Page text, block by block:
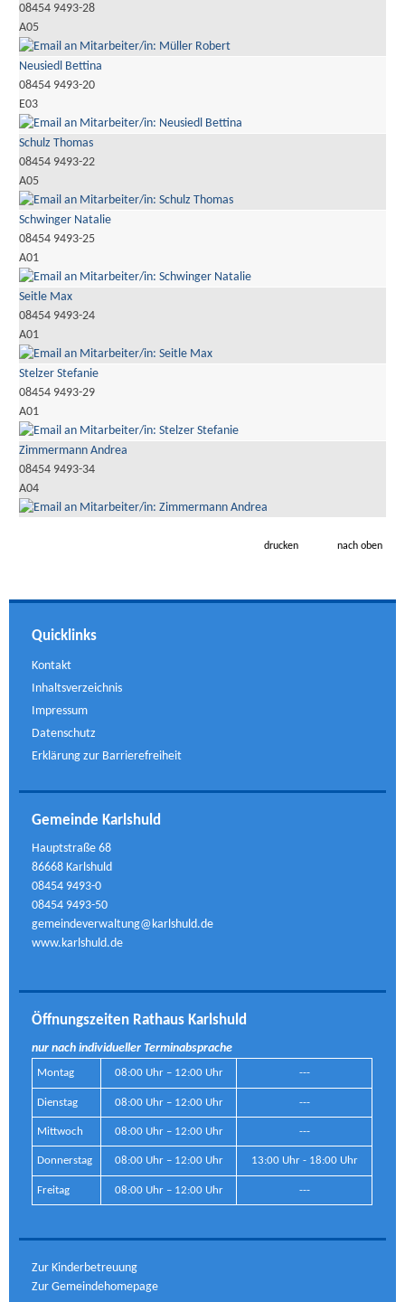
08454 9493-28
A05
Neusiedl Bettina
08454 9493-20
E03
Schulz Thomas
08454 9493-22
A05
Schwinger Natalie
08454 9493-25
A01
Seitle Max
08454 9493-24
A01
Stelzer Stefanie
08454 9493-29
A01
Zimmermann Andrea
08454 9493-34
A04
drucken nach oben
Quicklinks
Kontakt
Inhaltsverzeichnis
Impressum
Datenschutz
Erklärung zur Barrierefreiheit
Gemeinde Karlshuld
Hauptstraße 68
86668 Karlshuld
08454 9493-0
08454 9493-50
gemeindeverwaltung@karlshuld.de
www.karlshuld.de
Öffnungszeiten Rathaus Karlshuld
nur nach individueller Terminabsprache
Montag 08:00 Uhr – 12:00 Uhr ---
Dienstag 08:00 Uhr – 12:00 Uhr ---
Mittwoch 08:00 Uhr – 12:00 Uhr ---
Donnerstag 08:00 Uhr – 12:00 Uhr 13:00 Uhr - 18:00 Uhr
Freitag 08:00 Uhr – 12:00 Uhr ---
Zur Kinderbetreuung
Zur Gemeindehomepage